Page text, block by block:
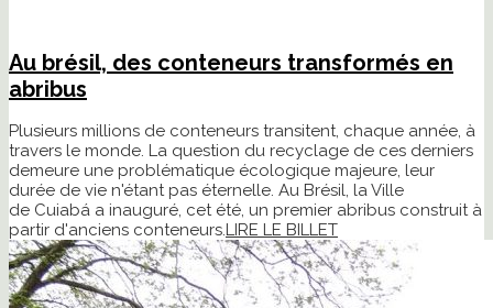
Au brésil, des conteneurs transformés en
abribus
Plusieurs millions de conteneurs transitent, chaque année, à
travers le monde. La question du recyclage de ces derniers
demeure une problématique écologique majeure, leur
durée de vie n'étant pas éternelle. Au Brésil, la Ville
de Cuiabá a inauguré, cet été, un premier abribus construit à
partir d'anciens conteneurs. LIRE LE BILLET